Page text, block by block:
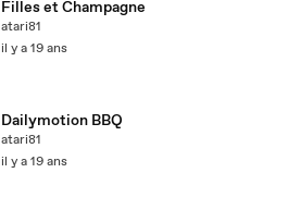
Filles et Champagne
atari81
il y a 19 ans
Dailymotion BBQ
atari81
il y a 19 ans